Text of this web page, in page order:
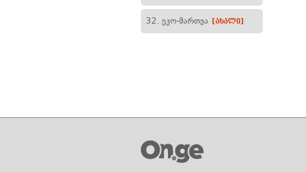
32. ეკო-მართვა [ახალი]